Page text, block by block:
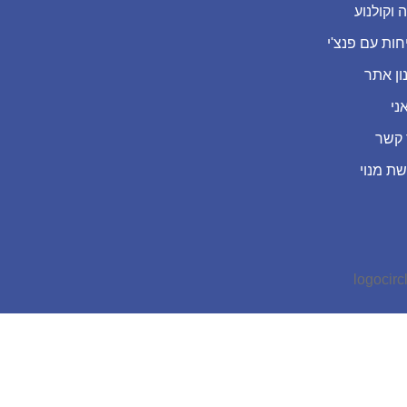
וקולנוע
עם פנצ'י
אתר
קשר
מנוי